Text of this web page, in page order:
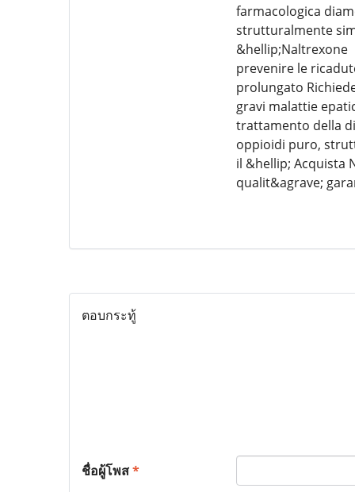
farmacologica
strutturalmente
&hellip;Naltrexone
prevenire le
prolungato
gravi malattie
trattamento della
oppioidi puro,
il &hellip; Acquista
qualit&agrave;
ตอบกระทู้
ชื่อผู้โพส*